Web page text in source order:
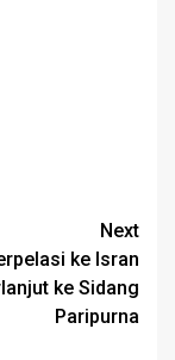
Next
ke Isran
ke Sidang
Paripurna